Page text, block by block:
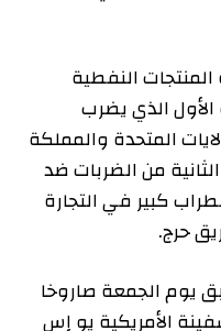
النفطية
الذي يضرب
المتحدة والمملكة
من الضربات ضد
كبير في التجارة
حرج.
يوم الجمعة صاروخا
الأمريكية يو إس